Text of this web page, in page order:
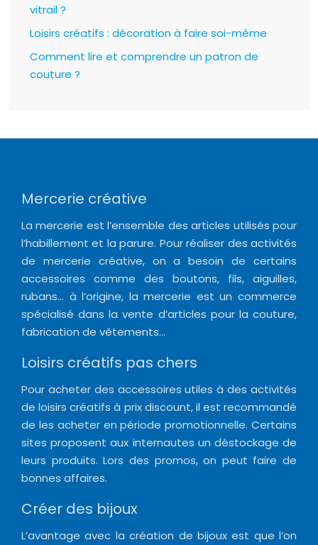
vitrail ?
Loisirs créatifs : décoration à faire soi-même
Comment lire et comprendre un patron de
couture ?
Mercerie créative
La mercerie est l’ensemble des articles utilisés pour
l’habillement et la parure. Pour réaliser des activités
de mercerie créative, on a besoin de certains
accessoires comme des boutons, fils, aiguilles,
rubans… à l’origine, la mercerie est un commerce
spécialisé dans la vente d’articles pour la couture,
fabrication de vêtements…
Loisirs créatifs pas chers
Pour acheter des accessoires utiles à des activités
de loisirs créatifs à prix discount, il est recommandé
de les acheter en période promotionnelle. Certains
sites proposent aux internautes un déstockage de
leurs produits. Lors des promos, on peut faire de
bonnes affaires.
Créer des bijoux
L’avantage avec la création de bijoux est que l’on